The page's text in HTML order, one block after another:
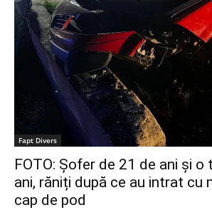
Fapt Divers
FOTO: Șofer de 21 de ani și o
ani, răniți după ce au intrat cu
cap de pod